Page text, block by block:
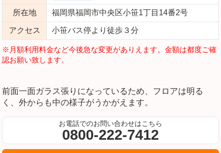
所在地 福岡県福岡市中央区小笹1丁目14番2号
アクセス 小笹バス停より徒歩３分
※月額利用料金など今後急な変更がありえます。金額は都度ご確
認お願い致します。
前面一面ガラス張りになっているため、フロアは明る
く、外からも中の様子がうかがえます。
お電話でのお問い合わせはこちら
0800-222-7412